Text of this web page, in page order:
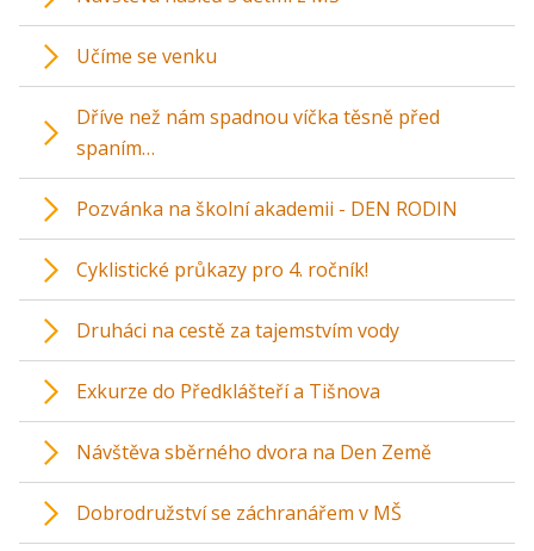
Učíme se venku
Dříve než nám spadnou víčka těsně před
spaním…
Pozvánka na školní akademii - DEN RODIN
Cyklistické průkazy pro 4. ročník!
Druháci na cestě za tajemstvím vody
Exkurze do Předklášteří a Tišnova
Návštěva sběrného dvora na Den Země
Dobrodružství se záchranářem v MŠ